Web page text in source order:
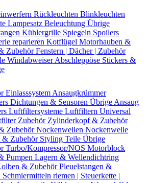
Rückleuchten Blinkleuchten
Lampesatz Beleuchtung Übrige
Kühlergrille Spiegeln Spoilers
reparieren Kotflügel Motorhauben &
ZubehörFenstern | Dächer | Zubehör
WindabweiserAbschleppöse Stickers &
Einlasssystem Ansaugkrümmer
Dichtungen & Sensoren Übrige Ansaug
Luftfiltersysteme Luftfiltern Universal
Zubehör Zylinderkopf & Zubehör
ZubehörNockenwellen Nockenwelle
& Zubehör Styling Teile Übrige
Turbo/Kompressor/NOS Motorblock
Pumpen Lagern & Wellendichtring
& ZubehörPleuelstangen &
riemen | Steuerkette |